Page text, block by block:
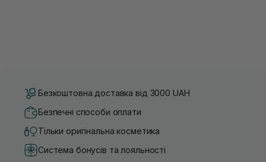
Безкоштовна доставка від 3000 UAH
Безпечні способи оплати
Тільки оригінальна косметика
Система бонусів та лояльності